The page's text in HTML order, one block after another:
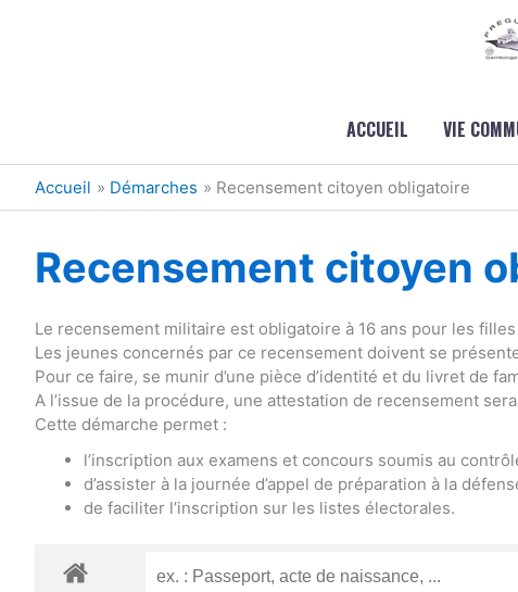
ACCUEIL VIE
Accueil Démarches Recensement citoyen obligatoire
Recensement citoyen
Le recensement militaire est obligatoire à 16 ans pour les
Les jeunes concernés par ce recensement doivent se
Pour ce faire, se munir d’une pièce d’identité et du livret de
A l’issue de la procédure, une attestation de recensement
Cette démarche permet :
l’inscription aux examens et concours soumis au
d’assister à la journée d’appel de préparation à la
de faciliter l’inscription sur les listes électorales.